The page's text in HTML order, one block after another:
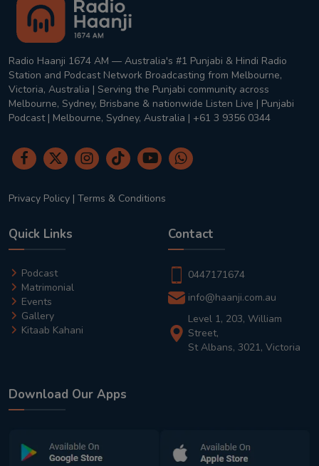
Radio Haanji 1674 AM — Australia's #1 Punjabi & Hindi Radio
Station and Podcast Network Broadcasting from Melbourne,
Victoria, Australia | Serving the Punjabi community across
Melbourne, Sydney, Brisbane & nationwide Listen Live | Punjabi
Podcast | Melbourne, Sydney, Australia | +61 3 9356 0344
Privacy Policy | Terms & Conditions
Quick Links
Podcast
Matrimonial
Events
Gallery
Kitaab Kahani
Contact
0447171674
info@haanji.com.au
Level 1, 203, William
Street,
St Albans, 3021, Victoria
Download Our Apps